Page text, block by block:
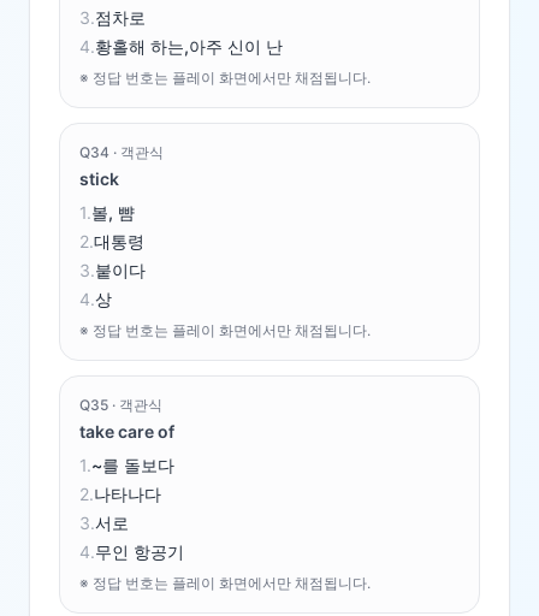
3.점차로
4.황홀해 하는,아주 신이 난
※ 정답 번호는 플레이 화면에서만 채점됩니다.
Q34 · 객관식
stick
1.볼, 뺨
2.대통령
3.붙이다
4.상
※ 정답 번호는 플레이 화면에서만 채점됩니다.
Q35 · 객관식
take care of
1.~를 돌보다
2.나타나다
3.서로
4.무인 항공기
※ 정답 번호는 플레이 화면에서만 채점됩니다.